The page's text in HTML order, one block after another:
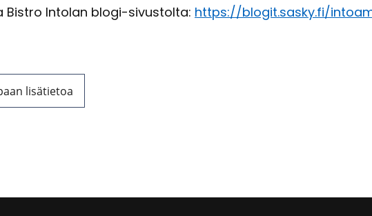
Bi­stro In­to­lan blogi-​sivustolta: https://blo­git.sasky.fi/
lisätietoa